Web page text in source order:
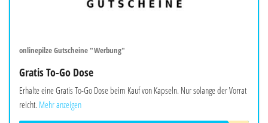
onlinepilze Gutscheine "Werbung"
Gratis To-Go Dose
Erhalte eine Gratis To-Go Dose beim Kauf von Kapseln. Nur solange der Vorrat
reicht. Mehr anzeigen